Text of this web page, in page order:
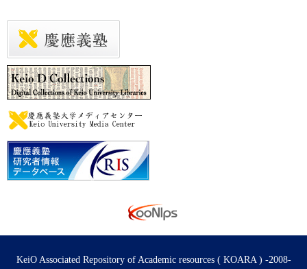
KeiO Associated Repository of Academic resources ( KOARA ) -2008-